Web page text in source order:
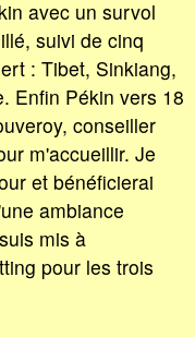
avec un survol
suivi de cinq
: Tibet, Sinkiang,
Enfin Pékin vers 18
conseiller
m'accueillir. Je
et bénéficierai
ambiance
mis à
pour les trois